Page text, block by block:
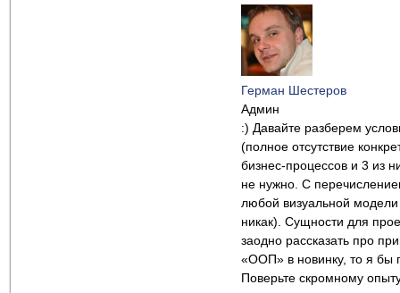
Герман Шестеров
Админ
:) Давайте разберем
(полное отсутствие
бизнес-процессов и 3 из
не нужно. С
любой визуальной
никак). Сущности для
заодно рассказать про
«ООП» в новинку, то я бы
Поверьте скромному